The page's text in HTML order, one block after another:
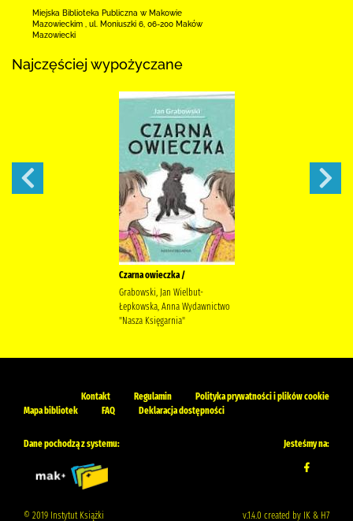
Miejska Biblioteka Publiczna w Makowie
Mazowieckim
ul. Moniuszki 6 06-200 Maków
Mazowiecki
Najczęściej wypożyczane
Czarna owieczka /
Grabowski, Jan Wielbut-
Łepkowska, Anna Wydawnictwo
"Nasza Księgarnia"
Kontakt Regulamin
Polityka prywatności i plików cookie
Mapa bibliotek
FAQ Deklaracja dostępności
Dane pochodzą z systemu: Jesteśmy na:
© 2019 Instytut Książki v.1.4.0 created by IK & H7